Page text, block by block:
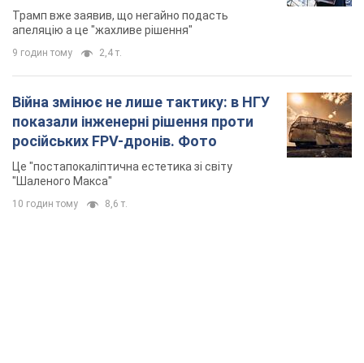
Трамп вже заявив, що негайно подасть
апеляцію а це "жахливе рішення"
9 годин тому 2,4 т.
Війна змінює не лише тактику: в НГУ
показали інженерні рішення проти
російських FPV-дронів. Фото
Це "постапокаліптична естетика зі світу
"Шаленого Макса"
10 годин тому 8,6 т.